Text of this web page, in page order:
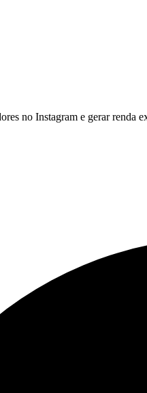
no Instagram e gerar renda